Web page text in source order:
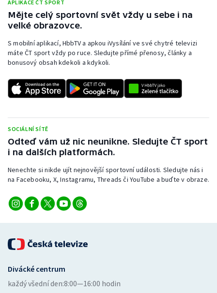
APLIKACE ČT SPORT
Mějte celý sportovní svět vždy u sebe i na
velké obrazovce.
S mobilní aplikací, HbbTV a apkou iVysílání ve své chytré televizi
máte ČT sport vždy po ruce. Sledujte přímé přenosy, články a
bonusový obsah kdekoli a kdykoli.
SOCIÁLNÍ SÍTĚ
Odteď vám už nic neunikne. Sledujte ČT sport
i na dalších platformách.
Nenechte si nikde ujít nejnovější sportovní události. Sledujte nás i
na Facebooku, X, Instagramu, Threads či YouTube a buďte v obraze.
Divácké centrum
každý všední den:8:00—16:00 hodin